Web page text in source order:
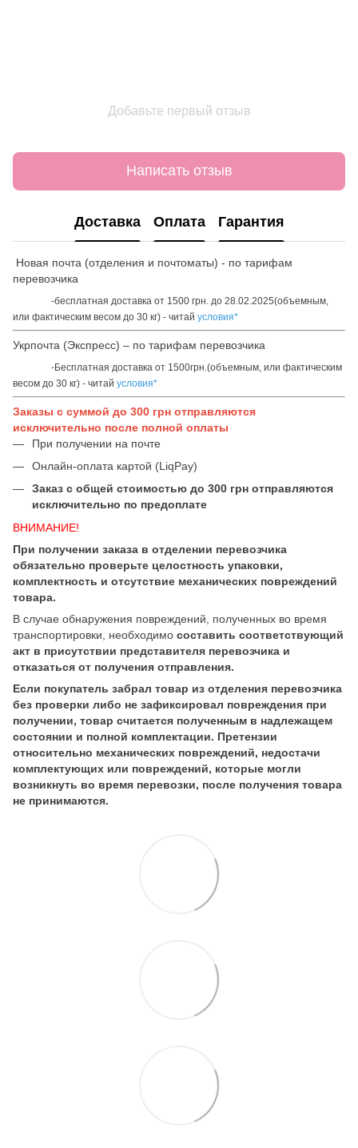
Добавьте первый отзыв
Написать отзыв
Доставка Оплата Гарантия
Новая почта (отделения и почтоматы) - по тарифам
перевозчика
-бесплатная доставка от 1500 грн. до 28.02.2025(объемным,
или фактическим весом до 30 кг) - читай условия*
Укрпочта (Экспресс) – по тарифам перевозчика
-Бесплатная доставка от 1500грн.(объемным, или фактическим
весом до 30 кг) - читай условия*
Заказы с суммой до 300 грн отправляются
исключительно после полной оплаты
При получении на почте
Онлайн-оплата картой (LiqPay)
Заказ с общей стоимостью до 300 грн отправляются
исключительно по предоплате
ВНИМАНИЕ!
При получении заказа в отделении перевозчика
обязательно проверьте целостность упаковки,
комплектность и отсутствие механических повреждений
товара.
В случае обнаружения повреждений, полученных во время
транспортировки, необходимо составить соответствующий
акт в присутствии представителя перевозчика и
отказаться от получения отправления.
Если покупатель забрал товар из отделения перевозчика
без проверки либо не зафиксировал повреждения при
получении, товар считается полученным в надлежащем
состоянии и полной комплектации. Претензии
относительно механических повреждений, недостачи
комплектующих или повреждений, которые могли
возникнуть во время перевозки, после получения товара
не принимаются.